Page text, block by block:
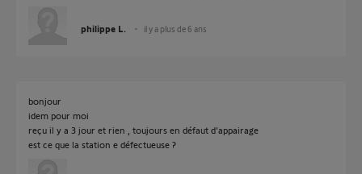
philippe L. il y a plus de 6 ans
bonjour
idem pour moi
reçu il y a 3 jour et rien , toujours en défaut d'appairage
est ce que la station e défectueuse ?